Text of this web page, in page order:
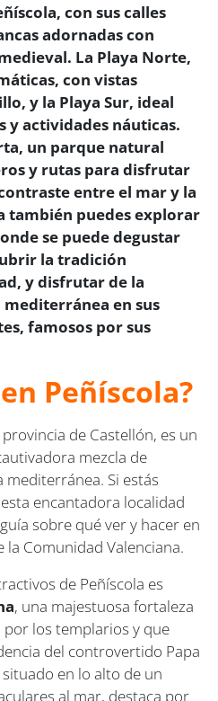
con sus calles
adornadas con
La Playa Norte,
con vistas
y la Playa Sur, ideal
y actividades náuticas.
un parque natural
y rutas para disfrutar
entre el mar y la
también puedes explorar
se puede degustar
la tradición
y disfrutar de la
en sus
famosos por sus
Peñíscola?
de Castellón, es un
mezcla de
Si estás
encantadora localidad
sobre qué ver y hacer en
Comunidad Valenciana.
de Peñíscola es
, una majestuosa fortaleza
por los templarios y que
del controvertido Papa
situado en lo alto de un
al mar, destaca por